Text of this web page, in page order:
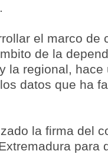
el marco de
de la
la regional,
datos que ha
la firma del
para